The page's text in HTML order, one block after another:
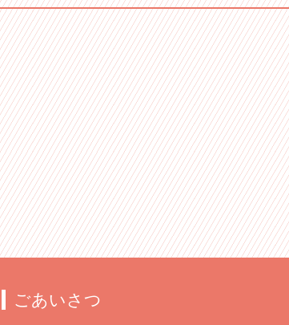
ごあいさつ